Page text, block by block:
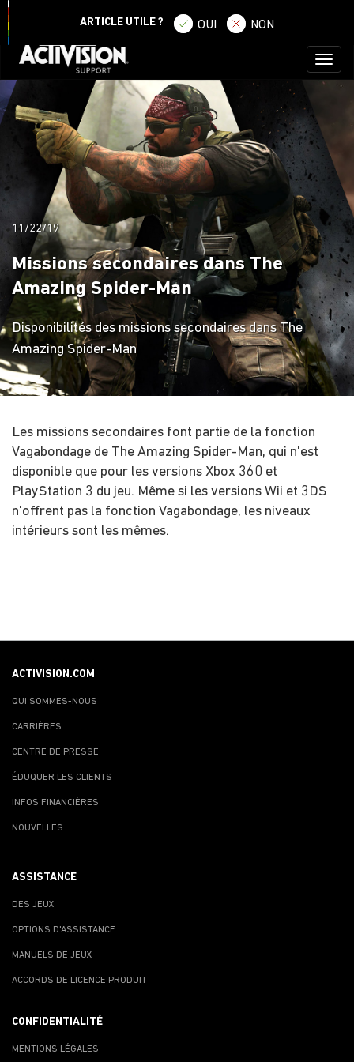
SE CONNECTER
S'ENREGISTRER
ARTICLE UTILE ? OUI NON
11/22/19
Missions secondaires dans The
Amazing Spider-Man
Disponibilités des missions secondaires dans The
Amazing Spider-Man
Les missions secondaires font partie de la fonction
Vagabondage de The Amazing Spider-Man, qui n'est
disponible que pour les versions Xbox 360 et
PlayStation 3 du jeu. Même si les versions Wii et 3DS
n'offrent pas la fonction Vagabondage, les niveaux
intérieurs sont les mêmes.
ACTIVISION.COM
QUI SOMMES-NOUS
CARRIÈRES
CENTRE DE PRESSE
ÉDUQUER LES CLIENTS
INFOS FINANCIÈRES
NOUVELLES
ASSISTANCE
DES JEUX
OPTIONS D'ASSISTANCE
MANUELS DE JEUX
ACCORDS DE LICENCE PRODUIT
CONFIDENTIALITÉ
MENTIONS LÉGALES